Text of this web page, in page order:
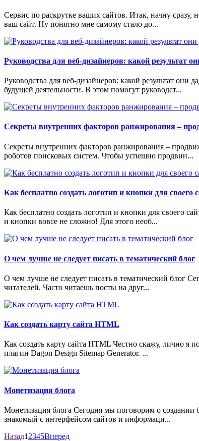
Сервис по раскрутке ваших сайтов. Итак, начну
ваш сайт. Ну понятно мне самому стало до...
Руководства для веб-дизайнеров: какой результат
Руководства для веб-дизайнеров: какой результат
будущей деятельности. В этом помогут руководст...
Секреты внутренних факторов ранжирования –
Секреты внутренних факторов ранжирования –
роботов поисковых систем. Чтобы успешно продвин...
Как бесплатно создать логотип и кнопки для своего
Как бесплатно создать логотип и кнопки для своего
и кнопки вовсе не сложно! Для этого необ...
О чем лучше не следует писать в тематический блог
О чем лучше не следует писать в тематический блог
читателей. Часто читаешь посты на друг...
Как создать карту сайта HTML
Как создать карту сайта HTML Честно скажу, лично я
плагин Dagon Design Sitemap Generator. ...
Монетизация блога
Монетизация блога Сегодня мы поговорим о создании
знакомый с интерфейсом сайтов и информаци...
Назад1 2345Вперед